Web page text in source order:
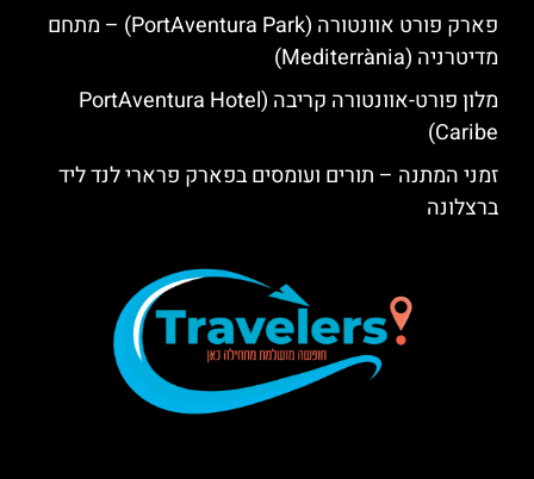
פארק פורט אוונטורה (PortAventura Park) – מתחם
מדיטרניה (Mediterrània)
מלון פורט-אוונטורה קריבה (PortAventura Hotel
Caribe)
זמני המתנה – תורים ועומסים בפארק פרארי לנד ליד
ברצלונה